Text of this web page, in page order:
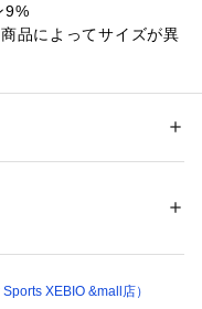
9%
品によってサイズが異
】胸囲97～103cm 身
】94cm 【肩幅】38.6c
XEBIO &mall店）